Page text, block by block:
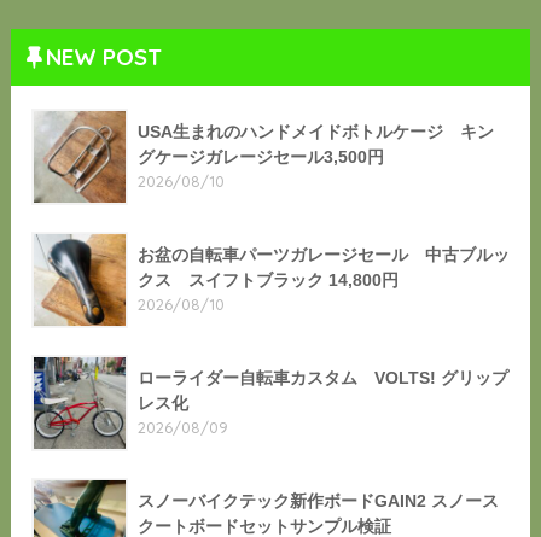
NEW POST
USA生まれのハンドメイドボトルケージ キン
グケージガレージセール3,500円
2026/08/10
お盆の自転車パーツガレージセール 中古ブルッ
クス スイフトブラック 14,800円
2026/08/10
ローライダー自転車カスタム VOLTS! グリップ
レス化
2026/08/09
スノーバイクテック新作ボードGAIN2 スノース
クートボードセットサンプル検証